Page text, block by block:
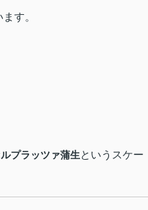
す。
プラッツァ蒲生というスケー